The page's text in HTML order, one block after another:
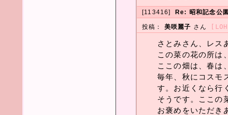
[113416] Re: 昭和記念公
投稿： 美咲麗子 さん
さとみさん、レス
この菜の花の所は
ここの畑は、春
毎年、秋にコスモ
す。お近くなら行
そうです。ここの
お褒めをいただき